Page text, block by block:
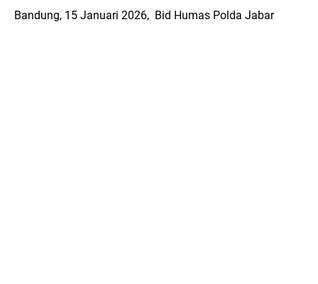
Bandung, 15 Januari 2026, Bid Humas Polda Jabar